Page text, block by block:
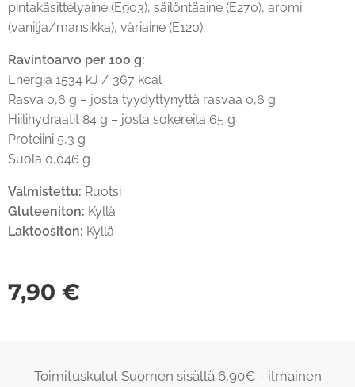
pintakäsittelyaine (E903), säilöntäaine (E270), aromi
(vanilja/mansikka), väriaine (E120).
Ravintoarvo per 100 g:
Energia 1534 kJ / 367 kcal
Rasva 0,6 g – josta tyydyttynyttä rasvaa 0,6 g
Hiilihydraatit 84 g – josta sokereita 65 g
Proteiini 5,3 g
Suola 0,046 g
Valmistettu: Ruotsi
Gluteeniton: Kyllä
Laktoositon: Kyllä
7,90 €
Toimituskulut Suomen sisällä 6,90€ - ilmainen